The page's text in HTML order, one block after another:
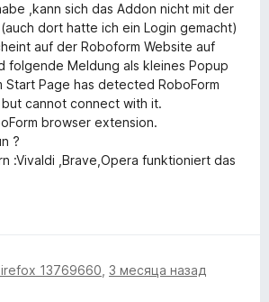
,kann sich das Addon nicht mit der
dort hatte ich ein Login gemacht)
auf der Roboform Website auf
folgende Meldung als kleines Popup
Start Page has detected RoboForm
cannot connect with it.
browser extension.
?
:Vivaldi ,Brave,Opera funktioniert das
13769660 3 месяца назад